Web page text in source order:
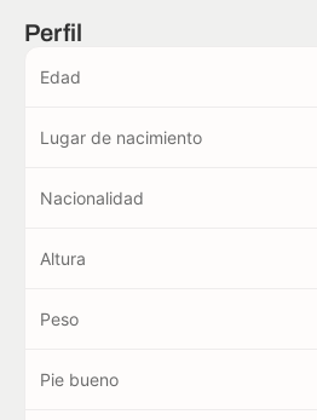
Perfil
Edad
Lugar de nacimiento
Nacionalidad
Altura
Peso
Pie bueno